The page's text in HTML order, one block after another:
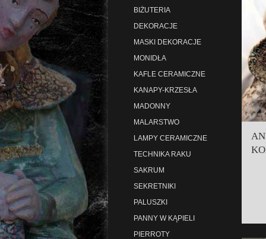
BIŻUTERIA
DEKORACJE
MASKI DEKORACJE
MONIDŁA
KAFLE CERAMICZNE
KANAPY-KRZESŁA
MADONNY
MALARSTWO
LAMPY CERAMICZNE
TECHNIKA RAKU
SAKRUM
SEKRETNIKI
PALUSZKI
PANNY W KĄPIELI
PIERROTY